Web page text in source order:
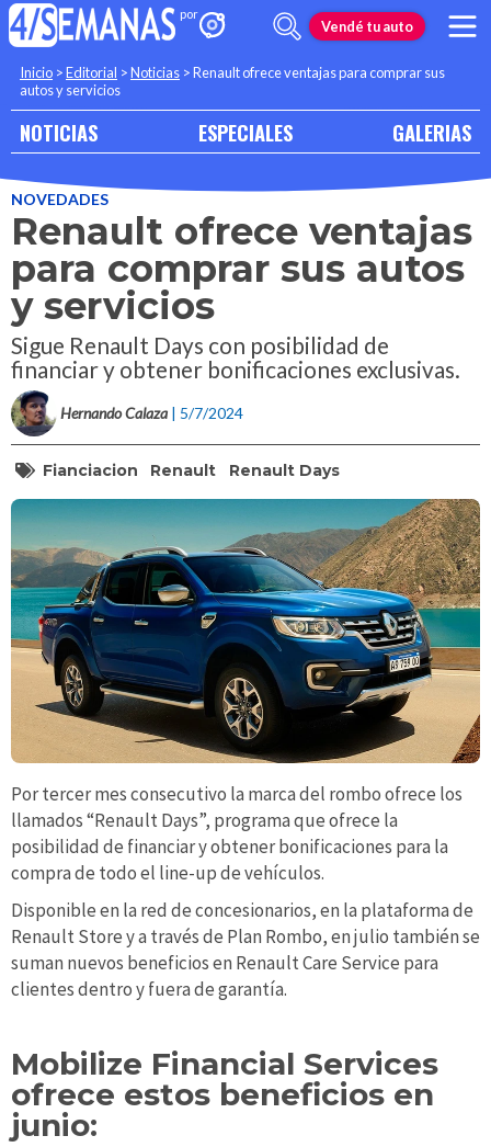
Vendé tu auto
Inicio >Editorial >Noticias >Renault ofrece ventajas para comprar sus
autos y servicios
NOTICIAS ESPECIALES GALERIAS
NOVEDADES
Renault ofrece ventajas
para comprar sus autos
y servicios
Sigue Renault Days con posibilidad de
financiar y obtener bonificaciones exclusivas.
Hernando Calaza | 5/7/2024
Fianciacion Renault Renault Days
Por tercer mes consecutivo la marca del rombo ofrece los
llamados “Renault Days”, programa que ofrece la
posibilidad de financiar y obtener bonificaciones para la
compra de todo el line-up de vehículos.
Disponible en la red de concesionarios, en la plataforma de
Renault Store y a través de Plan Rombo, en julio también se
suman nuevos beneficios en Renault Care Service para
clientes dentro y fuera de garantía.
Mobilize Financial Services
ofrece estos beneficios en
junio: